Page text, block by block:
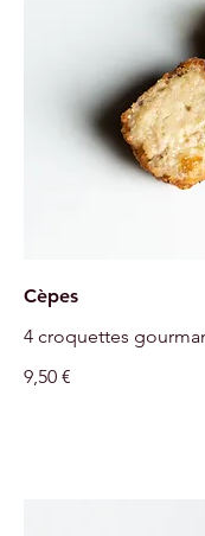
Cèpes
4 croquettes
9,50 €